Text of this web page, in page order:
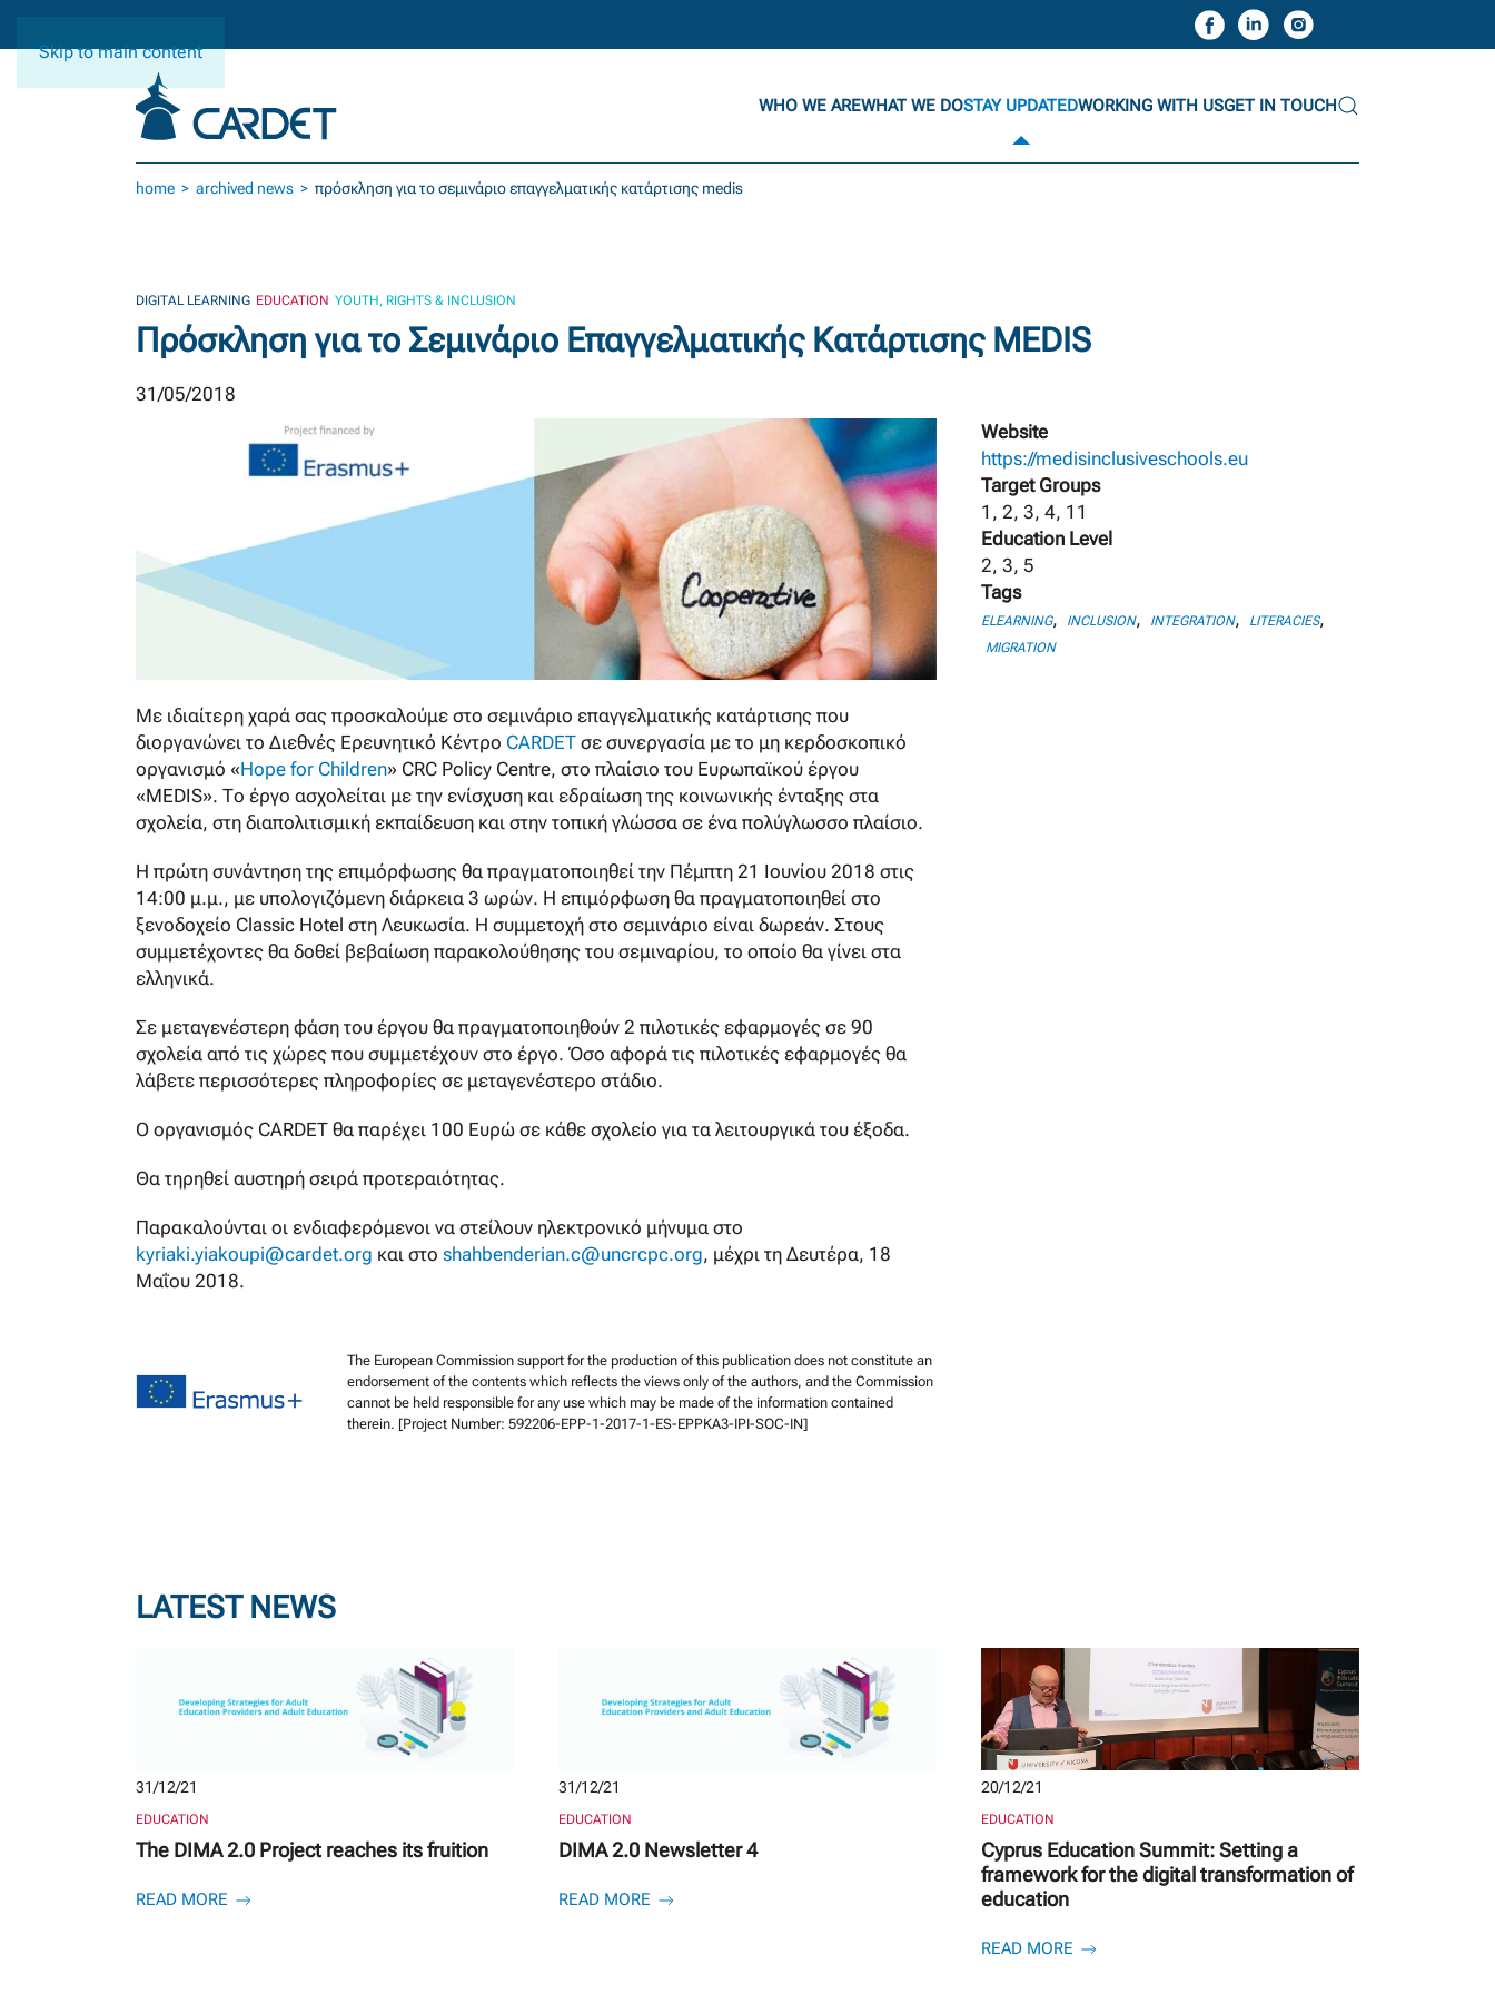
Skip to main content
WHO WE AREWHAT WE DOSTAY UPDATEDWORKING WITH USGET IN TOUCH
home archived news πρόσκληση για το σεμινάριο επαγγελματικής κατάρτισης medis
DIGITAL LEARNING EDUCATION YOUTH, RIGHTS & INCLUSION
Πρόσκληση για το Σεμινάριο Επαγγελματικής Κατάρτισης MEDIS
31/05/2018
Με ιδιαίτερη χαρά σας προσκαλούμε στο σεμινάριο επαγγελματικής κατάρτισης που
διοργανώνει το Διεθνές Ερευνητικό Κέντρο CARDET σε συνεργασία με το μη κερδοσκοπικό
οργανισμό «Hope for Children» CRC Policy Centre, στο πλαίσιο του Ευρωπαϊκού έργου
«MEDIS». Το έργο ασχολείται με την ενίσχυση και εδραίωση της κοινωνικής ένταξης στα
σχολεία, στη διαπολιτισμική εκπαίδευση και στην τοπική γλώσσα σε ένα πολύγλωσσο πλαίσιο.
Η πρώτη συνάντηση της επιμόρφωσης θα πραγματοποιηθεί την Πέμπτη 21 Ιουνίου 2018 στις
14:00 μ.μ., με υπολογιζόμενη διάρκεια 3 ωρών. Η επιμόρφωση θα πραγματοποιηθεί στο
ξενοδοχείο Classic Hotel στη Λευκωσία. Η συμμετοχή στο σεμινάριο είναι δωρεάν. Στους
συμμετέχοντες θα δοθεί βεβαίωση παρακολούθησης του σεμιναρίου, το οποίο θα γίνει στα
ελληνικά.
Σε μεταγενέστερη φάση του έργου θα πραγματοποιηθούν 2 πιλοτικές εφαρμογές σε 90
σχολεία από τις χώρες που συμμετέχουν στο έργο. Όσο αφορά τις πιλοτικές εφαρμογές θα
λάβετε περισσότερες πληροφορίες σε μεταγενέστερο στάδιο.
Ο οργανισμός CARDET θα παρέχει 100 Ευρώ σε κάθε σχολείο για τα λειτουργικά του έξοδα.
Θα τηρηθεί αυστηρή σειρά προτεραιότητας.
Παρακαλούνται οι ενδιαφερόμενοι να στείλουν ηλεκτρονικό μήνυμα στο
kyriaki.yiakoupi@cardet.org και στο shahbenderian.c@uncrcpc.org, μέχρι τη Δευτέρα, 18
Μαΐου 2018.
The European Commission support for the production of this publication does not constitute an
endorsement of the contents which reflects the views only of the authors, and the Commission
cannot be held responsible for any use which may be made of the information contained
therein. [Project Number: 592206-EPP-1-2017-1-ES-EPPKA3-IPI-SOC-IN]
Website
https://medisinclusiveschools.eu
Target Groups
1, 2, 3, 4, 11
Education Level
2, 3, 5
Tags
ELEARNING, INCLUSION, INTEGRATION, LITERACIES,
MIGRATION
LATEST NEWS
31/12/21
EDUCATION
The DIMA 2.0 Project reaches its fruition
READ MORE
31/12/21
EDUCATION
DIMA 2.0 Newsletter 4
READ MORE
20/12/21
EDUCATION
Cyprus Education Summit: Setting a
framework for the digital transformation of
education
READ MORE